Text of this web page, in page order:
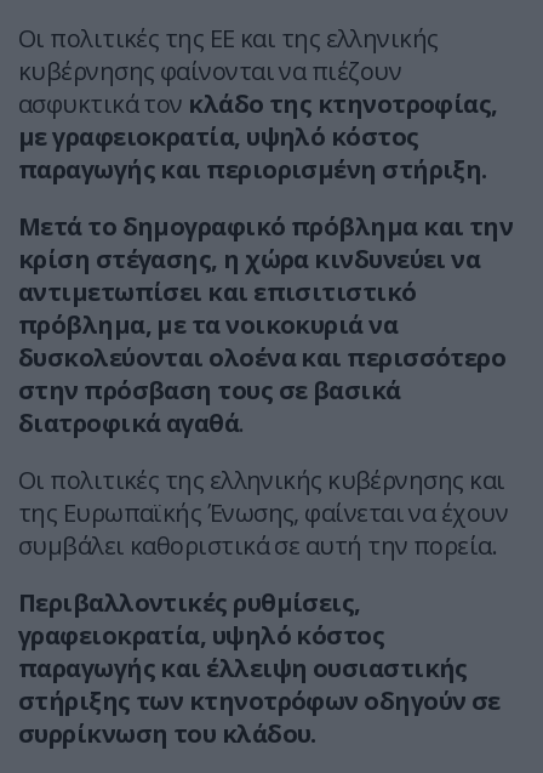
Οι πολιτικές της ΕΕ και της ελληνικής
κυβέρνησης φαίνονται να πιέζουν
ασφυκτικά τον κλάδο της κτηνοτροφίας,
με γραφειοκρατία, υψηλό κόστος
παραγωγής και περιορισμένη στήριξη.
Μετά το δημογραφικό πρόβλημα και την
κρίση στέγασης, η χώρα κινδυνεύει να
αντιμετωπίσει και επισιτιστικό
πρόβλημα, με τα νοικοκυριά να
δυσκολεύονται ολοένα και περισσότερο
στην πρόσβαση τους σε βασικά
διατροφικά αγαθά.
Οι πολιτικές της ελληνικής κυβέρνησης και
της Ευρωπαϊκής Ένωσης, φαίνεται να έχουν
συμβάλει καθοριστικά σε αυτή την πορεία.
Περιβαλλοντικές ρυθμίσεις,
γραφειοκρατία, υψηλό κόστος
παραγωγής και έλλειψη ουσιαστικής
στήριξης των κτηνοτρόφων οδηγούν σε
συρρίκνωση του κλάδου.